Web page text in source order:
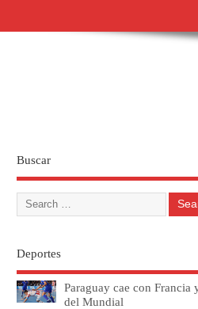
Buscar
Deportes
Paraguay cae con Francia
del Mundial